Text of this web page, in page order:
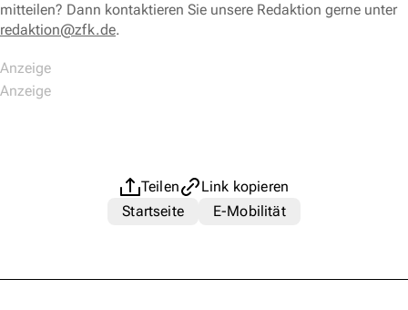
mitteilen? Dann kontaktieren Sie unsere Redaktion gerne unter
redaktion@zfk.de.
Teilen
Link kopieren
Startseite
E-Mobilität